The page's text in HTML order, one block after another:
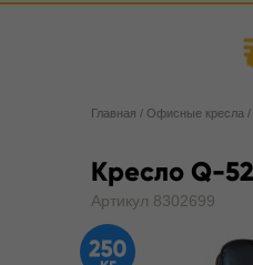
Главная / Офисные кресла /
Кресло Q-
Артикул 8302699